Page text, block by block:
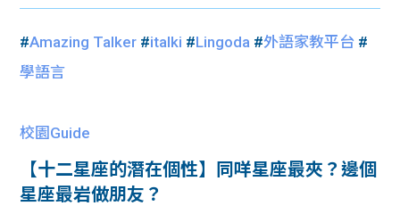
#Amazing Talker #italki #Lingoda #外語家教平台 #
學語言
校園Guide
【十二星座的潛在個性】同咩星座最夾？邊個
星座最岩做朋友？